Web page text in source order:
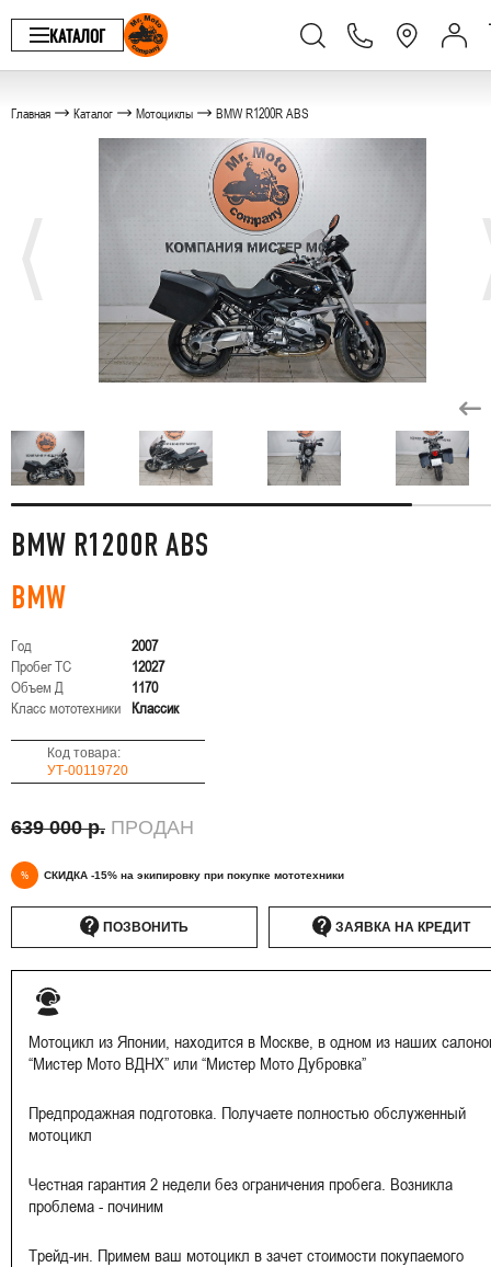
КАТАЛОГ
Главная Каталог Мотоциклы BMW R1200R ABS
BMW R1200R ABS
BMW
Год
2007
Пробег ТС
12027
Объем Д
1170
Класс мототехники
Классик
Код товара:
УТ-00119720
639 000 р. ПРОДАН
% СКИДКА -15% на экипировку при покупке мототехники
ПОЗВОНИТЬ ЗАЯВКА НА КРЕДИТ
Мотоцикл из Японии, находится в Москве, в одном из наших
“Мистер Мото ВДНХ” или “Мистер Мото Дубровка”
Предпродажная подготовка. Получаете полностью обслуженный
мотоцикл
Честная гарантия 2 недели без ограничения пробега. Возникла
проблема - починим
Трейд-ин. Примем ваш мотоцикл в зачет стоимости покупаемого